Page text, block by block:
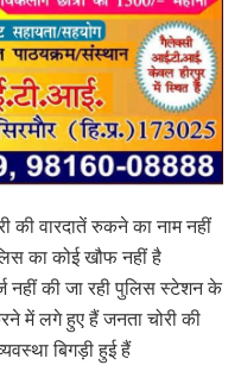
की वारदातें रुकने का नाम नहीं
का कोई खौफ नहीं है
नहीं की जा रही पुलिस स्टेशन के
में लगे हुए हैं जनता चोरी की
बिगड़ी हुई हैं